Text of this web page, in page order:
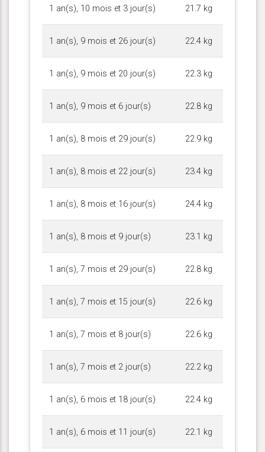
1 an(s), 10 mois et 3 jour(s) 21.7 kg
1 an(s), 9 mois et 26 jour(s) 22.4 kg
1 an(s), 9 mois et 20 jour(s) 22.3 kg
1 an(s), 9 mois et 6 jour(s) 22.8 kg
1 an(s), 8 mois et 29 jour(s) 22.9 kg
1 an(s), 8 mois et 22 jour(s) 23.4 kg
1 an(s), 8 mois et 16 jour(s) 24.4 kg
1 an(s), 8 mois et 9 jour(s) 23.1 kg
1 an(s), 7 mois et 29 jour(s) 22.8 kg
1 an(s), 7 mois et 15 jour(s) 22.6 kg
1 an(s), 7 mois et 8 jour(s) 22.6 kg
1 an(s), 7 mois et 2 jour(s) 22.2 kg
1 an(s), 6 mois et 18 jour(s) 22.4 kg
1 an(s), 6 mois et 11 jour(s) 22.1 kg